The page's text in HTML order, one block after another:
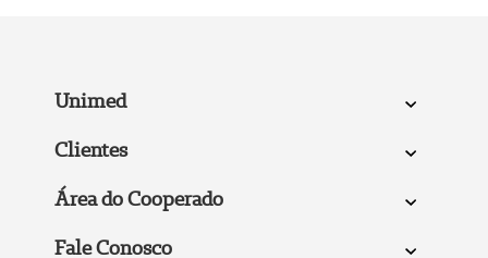
Unimed
Clientes
Área do Cooperado
Fale Conosco